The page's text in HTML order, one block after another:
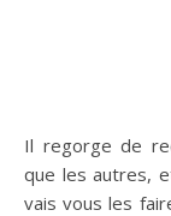
Il regorge de
que les autres,
vais vous les